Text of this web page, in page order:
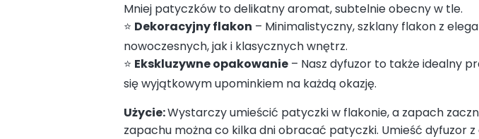
Mniej patyczków to delikatny aromat, subtelnie obecny w tle.
⭐ Dekoracyjny flakon – Minimalistyczny, szklany flakon z
nowoczesnych, jak i klasycznych wnętrz.
⭐ Ekskluzywne opakowanie– Nasz dyfuzor to także idealny
się wyjątkowym upominkiem na każdą okazję.
Użycie:Wystarczy umieścić patyczki w flakonie, a zapach
zapachu można co kilka dni obracać patyczki. Umieść dyfuzor